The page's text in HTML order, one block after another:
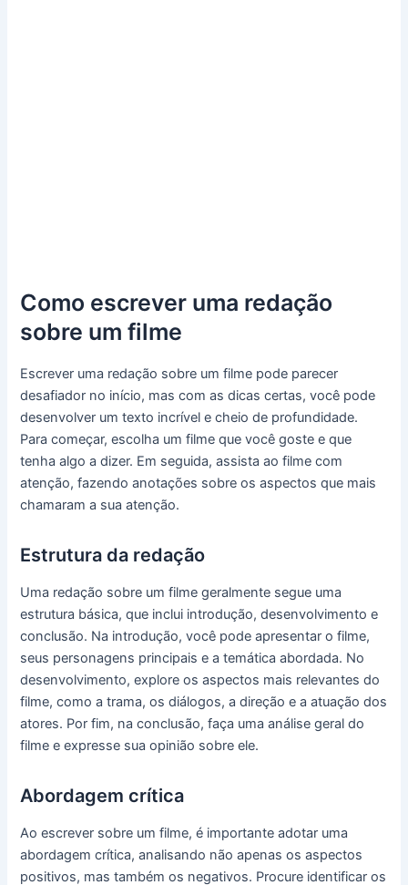
Como escrever uma redação
sobre um filme
Escrever uma redação sobre um filme pode parecer
desafiador no início, mas com as dicas certas, você pode
desenvolver um texto incrível e cheio de profundidade.
Para começar, escolha um filme que você goste e que
tenha algo a dizer. Em seguida, assista ao filme com
atenção, fazendo anotações sobre os aspectos que mais
chamaram a sua atenção.
Estrutura da redação
Uma redação sobre um filme geralmente segue uma
estrutura básica, que inclui introdução, desenvolvimento e
conclusão. Na introdução, você pode apresentar o filme,
seus personagens principais e a temática abordada. No
desenvolvimento, explore os aspectos mais relevantes do
filme, como a trama, os diálogos, a direção e a atuação dos
atores. Por fim, na conclusão, faça uma análise geral do
filme e expresse sua opinião sobre ele.
Abordagem crítica
Ao escrever sobre um filme, é importante adotar uma
abordagem crítica, analisando não apenas os aspectos
positivos, mas também os negativos. Procure identificar os